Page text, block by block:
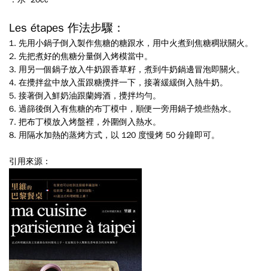
Les étapes 作法步驟 ：
1. 先用小鍋子倒入製作焦糖的糖跟水，用中火煮到焦糖稠狀關火。
2. 先把煮好的焦糖分量倒入烤模當中。
3. 用另一個鍋子放入牛奶跟香草籽，煮到牛奶鍋邊冒泡即關火。
4. 在攪拌盆中放入蛋跟糖攪拌一下，接著緩緩倒入熱牛奶。
5. 接著倒入鮮奶油跟蘭姆酒，攪拌均勻。
6. 過篩後倒入有焦糖的布丁模中，順便一旁用鍋子燒些熱水。
7. 把布丁模放入烤盤裡，外圍倒入熱水。
8. 用隔水加熱的蒸烤方式，以 120 度慢烤 50 分鐘即可。
引用來源：